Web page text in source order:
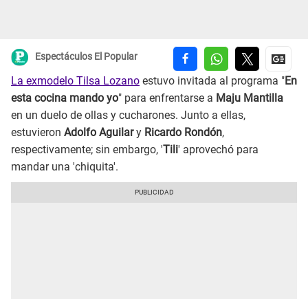
Espectáculos El Popular
La exmodelo Tilsa Lozano estuvo invitada al programa "En
esta cocina mando yo" para enfrentarse a Maju Mantilla
en un duelo de ollas y cucharones. Junto a ellas,
estuvieron Adolfo Aguilary Ricardo Rondón,
respectivamente; sin embargo, 'Tili' aprovechó para
mandar una 'chiquita'.